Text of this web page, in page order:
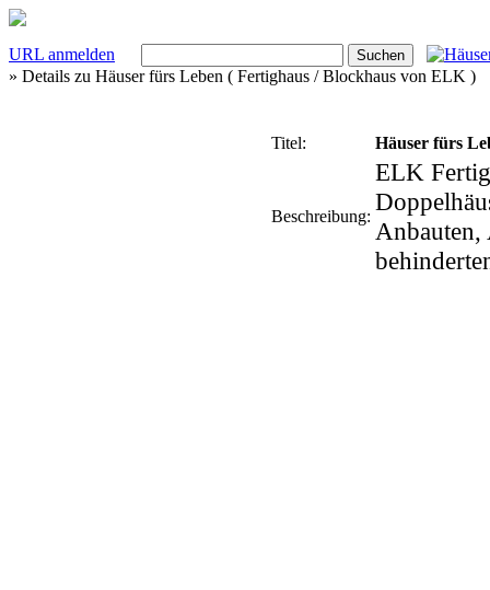
URL anmelden
» Details zu Häuser fürs Leben ( Fertighaus / Blockhaus von ELK )
Titel: Häuser fürs
Beschreibung:
ELK
Anbauten,